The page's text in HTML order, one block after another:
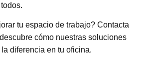
tu espacio de trabajo? Contacta
cómo nuestras soluciones
diferencia en tu oficina.